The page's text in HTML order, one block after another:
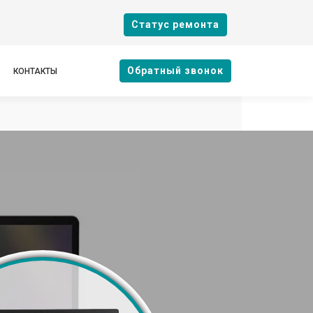
Cтатус ремонта
КОНТАКТЫ Oбратный звонок